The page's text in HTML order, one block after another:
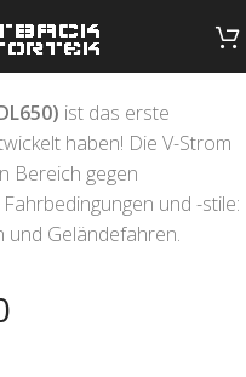
ist das erste
haben! Die V-Strom
Bereich gegen
und -stile:
und Geländefahren.